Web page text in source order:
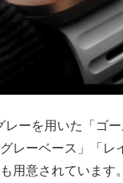
レーを用いた「ゴ
レーベース」「レ
用意されています。